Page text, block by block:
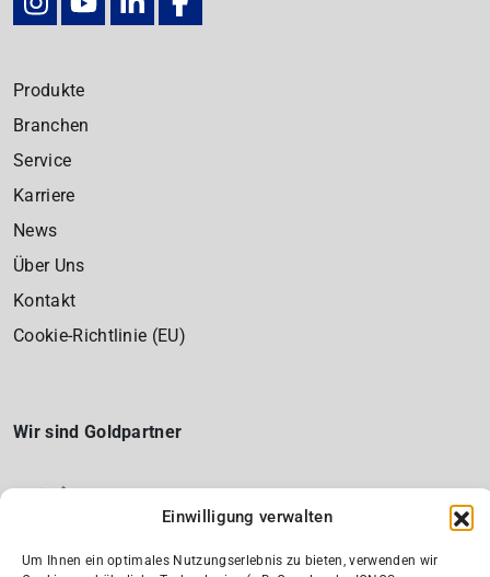
Einwilligung verwalten
Um Ihnen ein optimales Nutzungserlebnis zu bieten, verwenden wir
Produkte
Branchen
Service
Karriere
News
Über Uns
Kontakt
Cookie-Richtlinie (EU)
Wir sind Goldpartner